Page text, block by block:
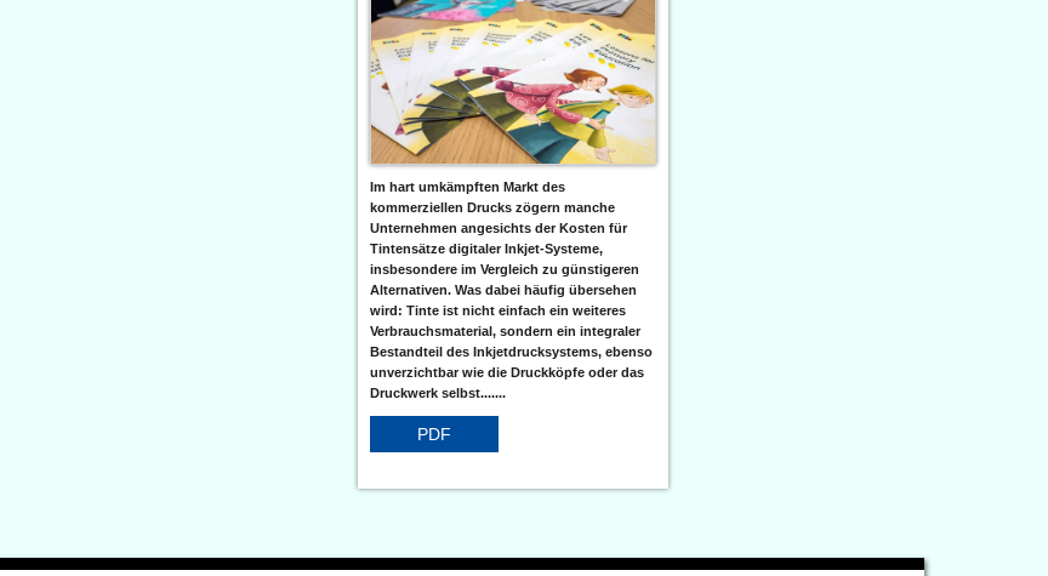
Im hart umkämpften Markt des
kommerziellen Drucks zögern manche
Unternehmen angesichts der Kosten für
Tintensätze digitaler Inkjet-Systeme,
insbesondere im Vergleich zu günstigeren
Alternativen. Was dabei häufig übersehen
wird: Tinte ist nicht einfach ein weiteres
Verbrauchsmaterial, sondern ein integraler
Bestandteil des Inkjetdrucksystems, ebenso
unverzichtbar wie die Druckköpfe oder das
Druckwerk selbst.......
PDF